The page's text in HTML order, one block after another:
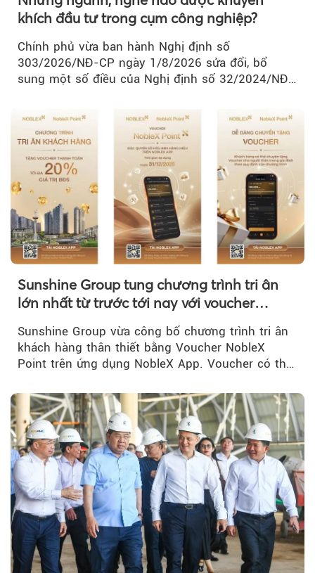
khích đầu tư trong cụm công nghiệp?
Chính phủ vừa ban hành Nghị định số
303/2026/NĐ-CP ngày 1/8/2026 sửa đổi, bổ
sung một số điều của Nghị định số 32/2024/NĐ-
Sunshine Group tung chương trình tri ân
lớn nhất từ trước tới nay với voucher
Sunshine Group vừa công bố chương trình tri ân
khách hàng thân thiết bằng Voucher NobleX
Point trên ứng dụng NobleX App. Voucher có thể